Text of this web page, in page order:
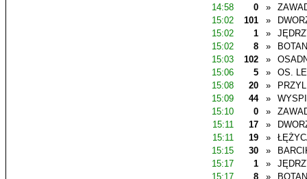
14:58
0 »
15:02
101 »
15:02
1 »
15:02
8 »
15:03
102 »
15:06
5 »
OS.
15:08
20 »
15:09
44 »
15:10
0 »
15:11
17 »
15:11
19 »
15:15
30 »
15:17
1 »
15:17
8 »